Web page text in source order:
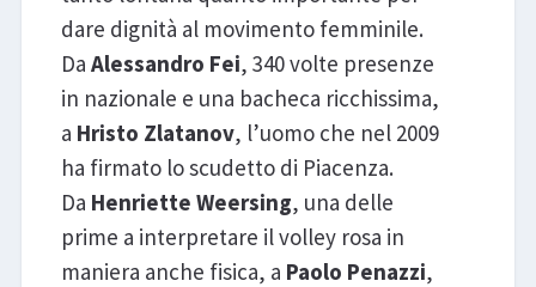
dare dignità al movimento femminile.
Da Alessandro Fei, 340 volte presenze
in nazionale e una bacheca ricchissima,
a Hristo Zlatanov, l’uomo che nel 2009
ha firmato lo scudetto di Piacenza.
Da Henriette Weersing, una delle
prime a interpretare il volley rosa in
maniera anche fisica, a Paolo Penazzi,